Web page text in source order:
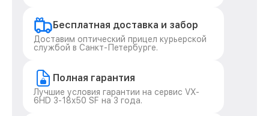
Бесплатная доставка и забор
Доставим оптический прицел курьерской
службой в Санкт-Петербурге.
Полная гарантия
Лучшие условия гарантии на сервис VX-
6HD 3-18x50 SF на 3 года.